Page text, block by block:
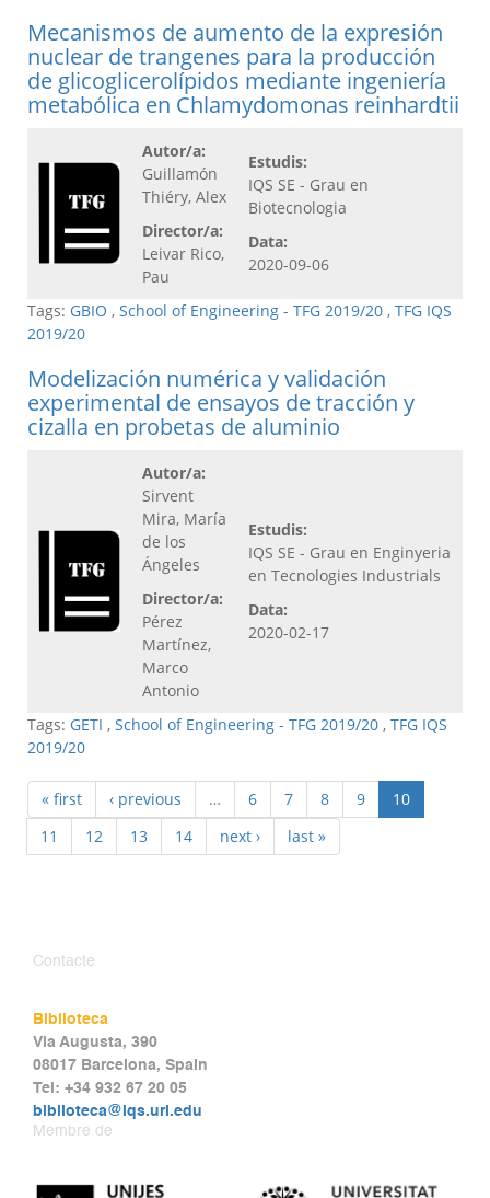
Mecanismos de aumento de la expresión
nuclear de trangenes para la producción
de glicoglicerolípidos mediante ingeniería
metabólica en Chlamydomonas reinhardtii
Autor/a:
Guillamón
Thiéry, Alex
Director/a:
Leivar Rico,
Pau
Estudis:
IQS SE - Grau en
Biotecnologia
Data:
2020-09-06
Tags: GBIO , School of Engineering - TFG 2019/20 , TFG IQS
2019/20
Modelización numérica y validación
experimental de ensayos de tracción y
cizalla en probetas de aluminio
Autor/a:
Sirvent
Mira, María
de los
Ángeles
Director/a:
Pérez
Martínez,
Marco
Antonio
Estudis:
IQS SE - Grau en Enginyeria
en Tecnologies Industrials
Data:
2020-02-17
Tags: GETI , School of Engineering - TFG 2019/20 , TFG IQS
2019/20
« first ‹ previous … 6 7 8 9
10
11
12 13 14 next › last »
Contacte
Biblioteca
Via Augusta, 390
08017 Barcelona, Spain
Tel: +34 932 67 20 05
biblioteca@iqs.url.edu
Membre de